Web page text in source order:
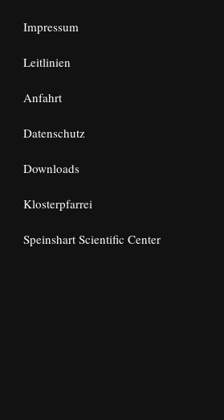
Impressum
Leitlinien
Anfahrt
Datenschutz
Downloads
Klosterpfarrei
Speinshart Scientific Center